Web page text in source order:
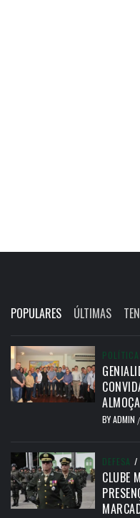
POPULARES ÚLTIMAS
POLÍTICA
BYADMIN /
DEFESA /
CLUBE